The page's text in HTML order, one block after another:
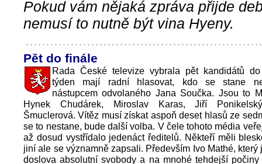
Pokud vám nějaká zpráva přijde
nemusí to nutně být vina Hyeny.
Pět do finále
Rada České televize vybrala pět kandidátů
týden mají radní hlasovat, kdo se stane
nástupcem odvolaného Jana Součka. Jsou to
Hynek Chudárek, Miroslav Karas, Jiří
Šmuclerová. Vítěz musí získat aspoň deset hlasů ze
se to nestane, bude další volba. V čele tohoto média
až dosud vystřídalo jedenáct ředitelů. Někteří měli
jiní ale se významně zapsali. Především Ivo Mathé, který
doslova absolutní svobody a na mnohé tehdejší počiny